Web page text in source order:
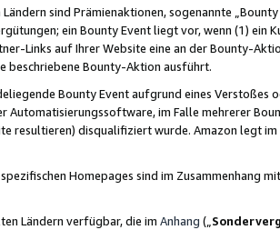
sind Prämienaktionen, sogenannte
ein Bounty Event liegt vor, wenn (1) ein
Links auf Ihrer Website eine an der Bounty-
beschriebene Bounty-Aktion ausführt.
Bounty Event aufgrund eines Verstoßes
Automatisierungssoftware, im Falle mehrerer
resultieren) disqualifiziert wurde. Amazon legt
Homepages sind im Zusammenhang
Ländern verfügbar, die im Anhang („